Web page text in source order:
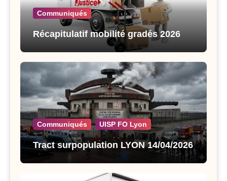
Communiqués
Récapitulatif mobilité gradés 2026
Communiqués UISP FO Lyon
Tract surpopulation LYON 14/04/2026